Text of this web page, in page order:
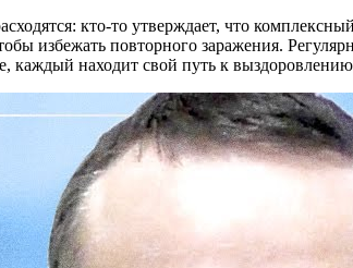
кто-то утверждает, что
избежать повторного заражения.
каждый находит свой путь к